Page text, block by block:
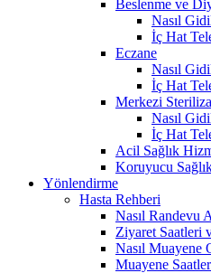
Beslenme ve
Nasıl
İç Hat
Eczane
Nasıl
İç Hat
Merkezi
Nasıl
İç Hat
Acil Sağlık
Koruyucu
Yönlendirme
Hasta Rehberi
Nasıl Randevu
Ziyaret Saatleri
Nasıl Muayene
Muayene